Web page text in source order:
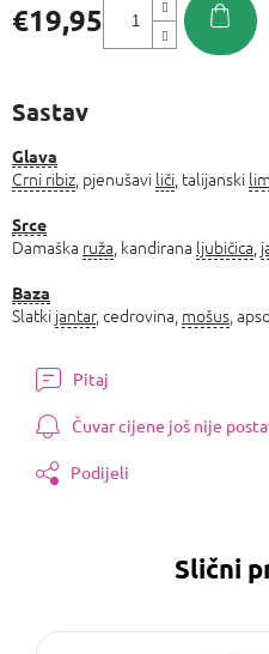
€19,95
Sastav
Glava
Crni ribiz , pjenušavi liči , talijanski
Srce
Damaška ruža , kandirana ljubičica
Baza
Slatki jantar, cedrovina, mošus ,
Pitaj
Čuvar cijene još nije
Podijeli
Slični